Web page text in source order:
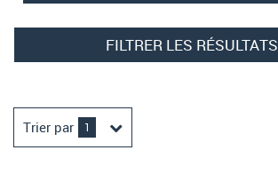
FILTRER LES RÉSULTATS
Trier par 1